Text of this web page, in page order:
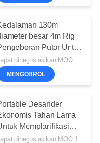
33
mikro
130m
besar 4m Rig
Putar Untuk
Konstruksi
dipasang di
CAT asli
MENGOBROL
Desander
Tahan Lama
Memplarifikasi
Mud
dinegosiasikan MOQ:1